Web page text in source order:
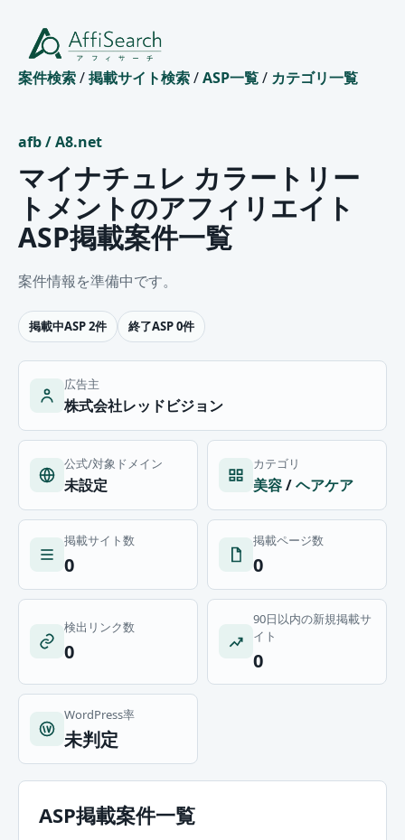
案件検索/掲載サイト検索/ASP一覧/ カテゴリ一覧
afb/A8.net
マイナチュレ カラートリー
トメントのアフィリエイト
ASP掲載案件一覧
案件情報を準備中です。
掲載中ASP 2件 終了ASP 0件
広告主
株式会社レッドビジョン
公式/対象ドメイン
未設定
カテゴリ
美容/ヘアケア
掲載サイト数
0
掲載ページ数
0
検出リンク数
0
90日以内の新規掲載サ
イト
0
WordPress率
未判定
ASP掲載案件一覧